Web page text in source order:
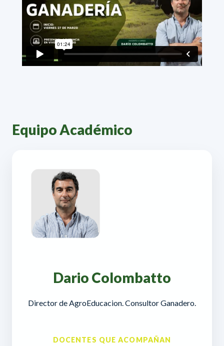
Equipo Académico
Dario Colombatto
Director de AgroEducacion. Consultor Ganadero.
DOCENTES QUE ACOMPAÑAN